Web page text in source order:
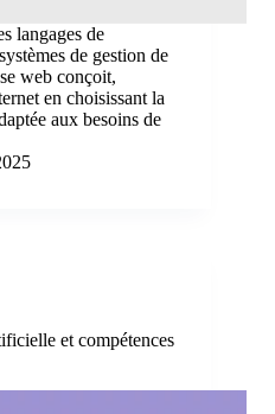
langages de
de gestion de
web conçoit,
en choisissant la
aux besoins de
et compétences